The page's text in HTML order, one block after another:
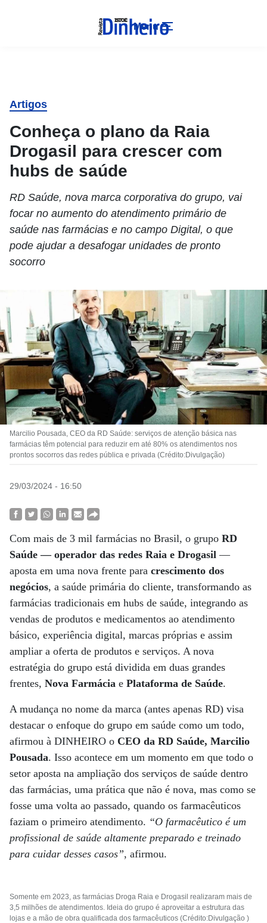
Menu
Artigos
Conheça o plano da Raia
Drogasil para crescer com
hubs de saúde
RD Saúde, nova marca corporativa do grupo, vai
focar no aumento do atendimento primário de
saúde nas farmácias e no campo Digital, o que
pode ajudar a desafogar unidades de pronto
socorro
Marcilio Pousada, CEO da RD Saúde: serviços de atenção básica nas
farmácias têm potencial para reduzir em até 80% os atendimentos nos
prontos socorros das redes pública e privada (Crédito:Divulgação)
29/03/2024 - 16:50
Com mais de 3 mil farmácias no Brasil, o grupo RD
Saúde — operador das redes Raia e Drogasil —
aposta em uma nova frente para crescimento dos
negócios, a saúde primária do cliente, transformando as
farmácias tradicionais em hubs de saúde, integrando as
vendas de produtos e medicamentos ao atendimento
básico, experiência digital, marcas próprias e assim
ampliar a oferta de produtos e serviços. A nova
estratégia do grupo está dividida em duas grandes
frentes, Nova Farmácia e Plataforma de Saúde.
A mudança no nome da marca (antes apenas RD) visa
destacar o enfoque do grupo em saúde como um todo,
afirmou à DINHEIRO o CEO da RD Saúde, Marcilio
Pousada. Isso acontece em um momento em que todo o
setor aposta na ampliação dos serviços de saúde dentro
das farmácias, uma prática que não é nova, mas como se
fosse uma volta ao passado, quando os farmacêuticos
faziam o primeiro atendimento. “O farmacêutico é um
profissional de saúde altamente preparado e treinado
para cuidar desses casos”, afirmou.
Somente em 2023, as farmácias Droga Raia e Drogasil realizaram mais de
3,5 milhões de atendimentos. Ideia do grupo é aproveitar a estrutura das
lojas e a mão de obra qualificada dos farmacêuticos (Crédito:Divulgação )